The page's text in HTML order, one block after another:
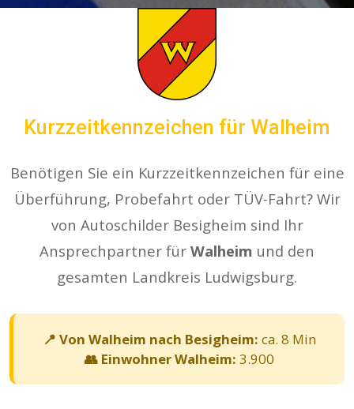
Kurzzeitkennzeichen für Walheim
Benötigen Sie ein Kurzzeitkennzeichen für eine
Überführung, Probefahrt oder TÜV-Fahrt? Wir
von Autoschilder Besigheim sind Ihr
Ansprechpartner für Walheim und den
gesamten Landkreis Ludwigsburg.
📍 Von Walheim nach Besigheim: ca. 8 Min
👥 Einwohner Walheim: 3.900